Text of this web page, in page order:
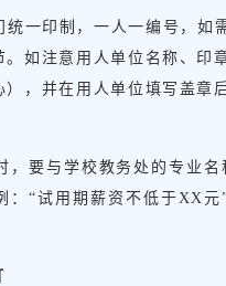
统一印制，一人一编号，
如注意用人单位名称、
，并在用人单位填写盖
，要与学校教务处的专业
：“试用期薪资不低于XX